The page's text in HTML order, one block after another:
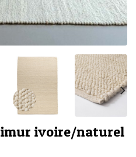
ivoire/naturel